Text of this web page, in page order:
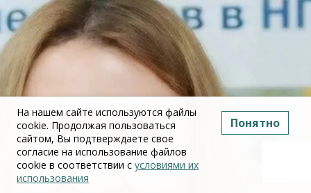
На нашем сайте используются файлы
cookie. Продолжая пользоваться
сайтом, Вы подтверждаете свое
согласие на использование файлов
cookie в соответствии с условиями их
использования
Понятно